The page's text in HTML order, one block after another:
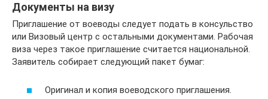
Документы на визу
Приглашение от воеводы следует подать в консульство
или Визовый центр с остальными документами. Рабочая
виза через такое приглашение считается национальной.
Заявитель собирает следующий пакет бумаг:
Оригинал и копия воеводского приглашения.